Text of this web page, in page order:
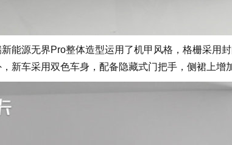
源无界Pro整体造型运用了机甲风格，格栅采用
新车采用双色车身，配备隐藏式门把手，侧裙上增